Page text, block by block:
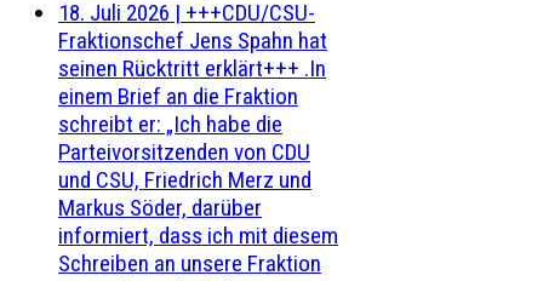
18. Juli 2026 | +++CDU/CSU-
Fraktionschef Jens Spahn hat
seinen Rücktritt erklärt+++ .In
einem Brief an die Fraktion
schreibt er: „Ich habe die
Parteivorsitzenden von CDU
und CSU, Friedrich Merz und
Markus Söder, darüber
informiert, dass ich mit diesem
Schreiben an unsere Fraktion